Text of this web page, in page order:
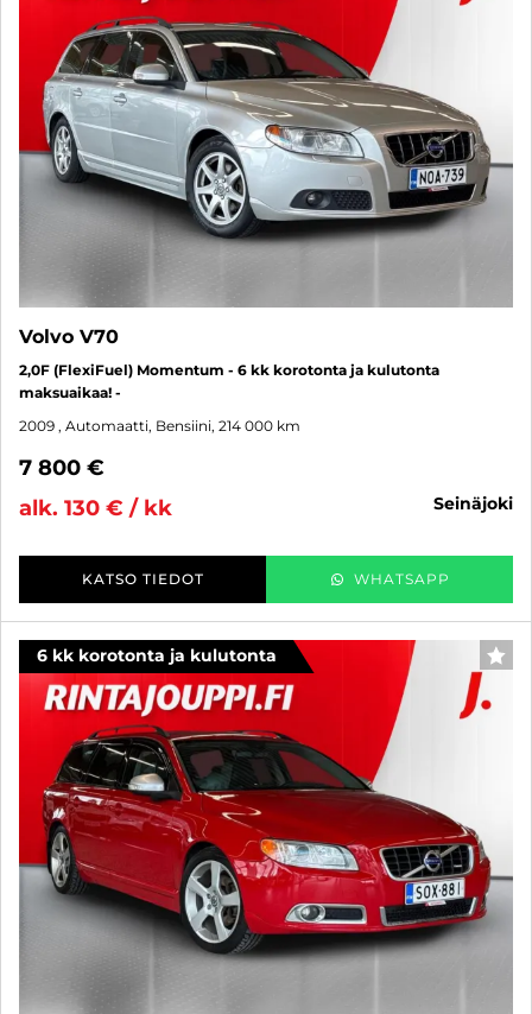
Volvo V70
2,0F (FlexiFuel) Momentum - 6 kk korotonta ja kulutonta
maksuaikaa! -
2009 , Automaatti, Bensiini, 214 000 km
7 800 €
alk. 130 € / kk
seinäjoki
KATSO TIEDOT WHATSAPP
6 kk korotonta ja kulutonta